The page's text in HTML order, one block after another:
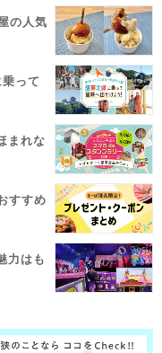
の人気
って
まれな
すすめ
力はも